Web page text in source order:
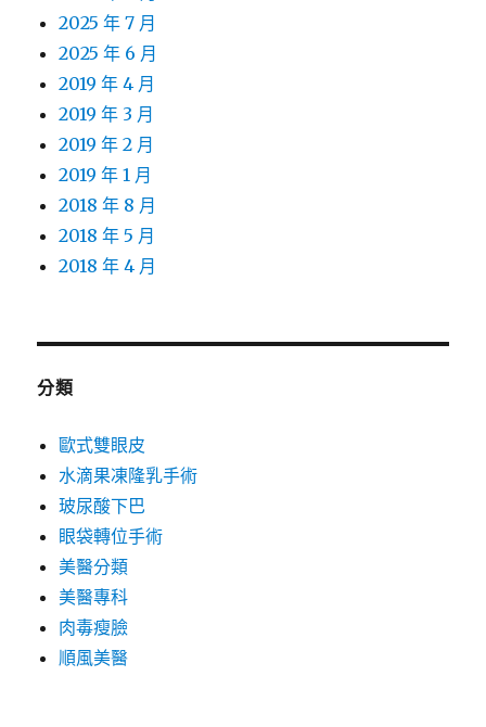
2025 年 7 月
2025 年 6 月
2019 年 4 月
2019 年 3 月
2019 年 2 月
2019 年 1 月
2018 年 8 月
2018 年 5 月
2018 年 4 月
分類
歐式雙眼皮
水滴果凍隆乳手術
玻尿酸下巴
眼袋轉位手術
美醫分類
美醫專科
肉毒瘦臉
順風美醫